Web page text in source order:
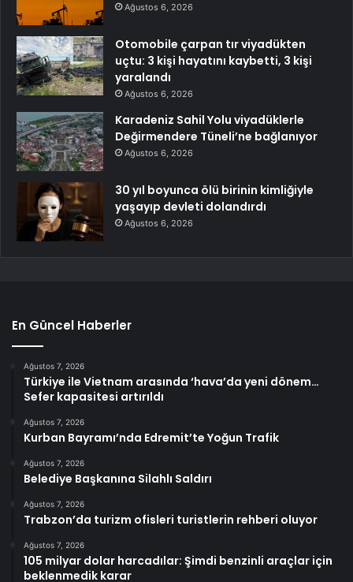
Ağustos 6, 2026
Otomobile çarpan tır viyadükten
uçtu: 3 kişi hayatını kaybetti, 3 kişi
yaralandı
Ağustos 6, 2026
Karadeniz Sahil Yolu viyadüklerle
Değirmendere Tüneli’ne bağlanıyor
Ağustos 6, 2026
30 yıl boyunca ölü birinin kimliğiyle
yaşayıp devleti dolandırdı
Ağustos 6, 2026
En Güncel Haberler
Ağustos 7, 2026
Türkiye ile Vietnam arasında ‘hava’da yeni dönem…
Sefer kapasitesi artırıldı
Ağustos 7, 2026
Kurban Bayramı’nda Edremit’te Yoğun Trafik
Ağustos 7, 2026
Belediye Başkanına Silahlı Saldırı
Ağustos 7, 2026
Trabzon’da turizm ofisleri turistlerin rehberi oluyor
Ağustos 7, 2026
105 milyar dolar harcadılar: Şimdi benzinli araçlar için
beklenmedik karar